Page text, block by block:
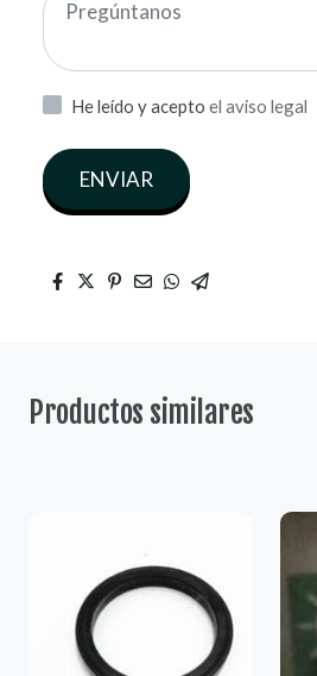
He leído y acepto el aviso legal
ENVIAR
Productos similares